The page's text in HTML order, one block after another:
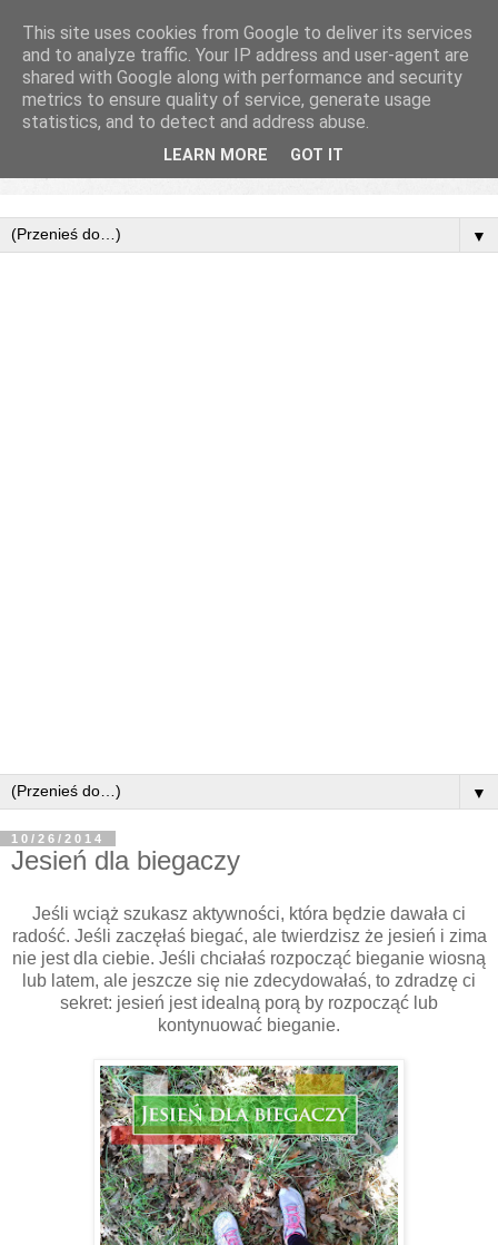
▼
▼
10/26/2014
Jesień dla biegaczy
Jeśli wciąż szukasz aktywności, która będzie dawała ci
radość. Jeśli zaczęłaś biegać, ale twierdzisz że jesień i zima
nie jest dla ciebie. Jeśli chciałaś rozpocząć bieganie wiosną
lub latem, ale jeszcze się nie zdecydowałaś, to zdradzę ci
sekret: jesień jest idealną porą by rozpocząć lub
kontynuować bieganie.
This site uses cookies from Google to deliver its services
and to analyze traffic. Your IP address and user-agent are
shared with Google along with performance and security
metrics to ensure quality of service, generate usage
statistics, and to detect and address abuse.
LEARN MORE GOT IT